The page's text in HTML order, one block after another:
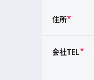
住所*
会社TEL*